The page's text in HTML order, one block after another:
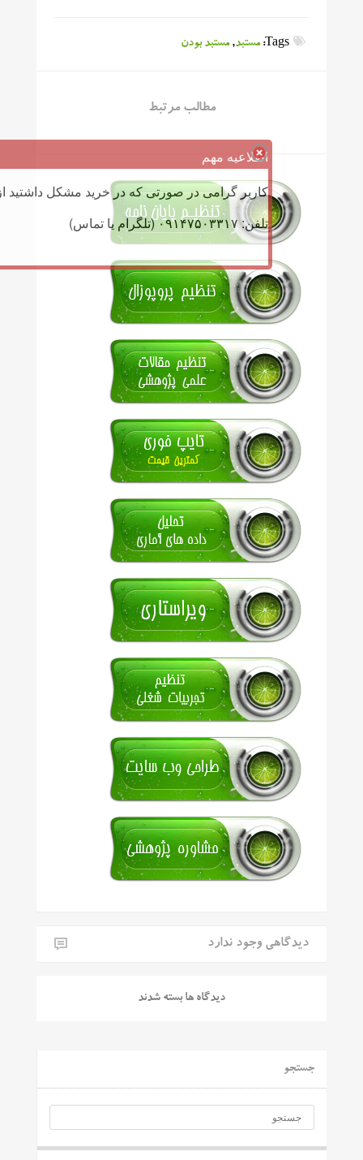
Tags: مستبد,مستبد بودن
مطالب مرتبط
دیدگاهی وجود ندارد
دیدگاه ها بسته شدند
جستجو
اطلاعیه مهم
کاربر گرامی در صورتی که در خرید مشکل داشتید
تلفن: ۰۹۱۴۷۵۰۳۳۱۷ (تلگرام یا تماس)